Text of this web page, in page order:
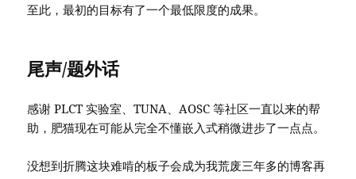
至此，最初的目标有了一个最低限度的成果。
尾声/题外话
感谢 PLCT 实验室、TUNA、AOSC 等社区一直以来的帮
助，肥猫现在可能从完全不懂嵌入式稍微进步了一点点。
没想到折腾这块难啃的板子会成为我荒废三年多的博客再